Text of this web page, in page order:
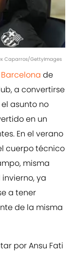
Caparros/GettyImages
Barcelona de
a convertirse
asunto no
en un
En el verano
cuerpo técnico
misma
ya
a tener
de la misma
por Ansu Fati